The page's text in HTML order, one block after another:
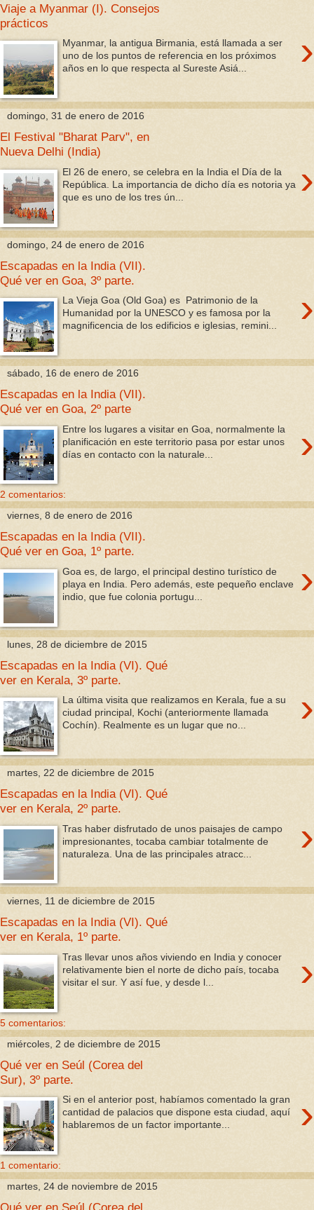
Viaje a Myanmar (I). Consejos
prácticos
›
Myanmar, la antigua Birmania, está llamada a ser
uno de los puntos de referencia en los próximos
años en lo que respecta al Sureste Asiá...
domingo, 31 de enero de 2016
El Festival "Bharat Parv", en
Nueva Delhi (India)
›
El 26 de enero, se celebra en la India el Día de la
República. La importancia de dicho día es notoria ya
que es uno de los tres ún...
domingo, 24 de enero de 2016
Escapadas en la India (VII).
Qué ver en Goa, 3º parte.
›
La Vieja Goa (Old Goa) es Patrimonio de la
Humanidad por la UNESCO y es famosa por la
magnificencia de los edificios e iglesias, remini...
sábado, 16 de enero de 2016
Escapadas en la India (VII).
Qué ver en Goa, 2º parte
›
Entre los lugares a visitar en Goa, normalmente la
planificación en este territorio pasa por estar unos
días en contacto con la naturale...
2 comentarios:
viernes, 8 de enero de 2016
Escapadas en la India (VII).
Qué ver en Goa, 1º parte.
›
Goa es, de largo, el principal destino turístico de
playa en India. Pero además, este pequeño enclave
indio, que fue colonia portugu...
lunes, 28 de diciembre de 2015
Escapadas en la India (VI). Qué
ver en Kerala, 3º parte.
›
La última visita que realizamos en Kerala, fue a su
ciudad principal, Kochi (anteriormente llamada
Cochín). Realmente es un lugar que no...
martes, 22 de diciembre de 2015
Escapadas en la India (VI). Qué
ver en Kerala, 2º parte.
›
Tras haber disfrutado de unos paisajes de campo
impresionantes, tocaba cambiar totalmente de
naturaleza. Una de las principales atracc...
viernes, 11 de diciembre de 2015
Escapadas en la India (VI). Qué
ver en Kerala, 1º parte.
›
Tras llevar unos años viviendo en India y conocer
relativamente bien el norte de dicho país, tocaba
visitar el sur. Y así fue, y desde l...
5 comentarios:
miércoles, 2 de diciembre de 2015
Qué ver en Seúl (Corea del
Sur), 3º parte.
›
Si en el anterior post, habíamos comentado la gran
cantidad de palacios que dispone esta ciudad, aquí
hablaremos de un factor importante...
1 comentario:
martes, 24 de noviembre de 2015